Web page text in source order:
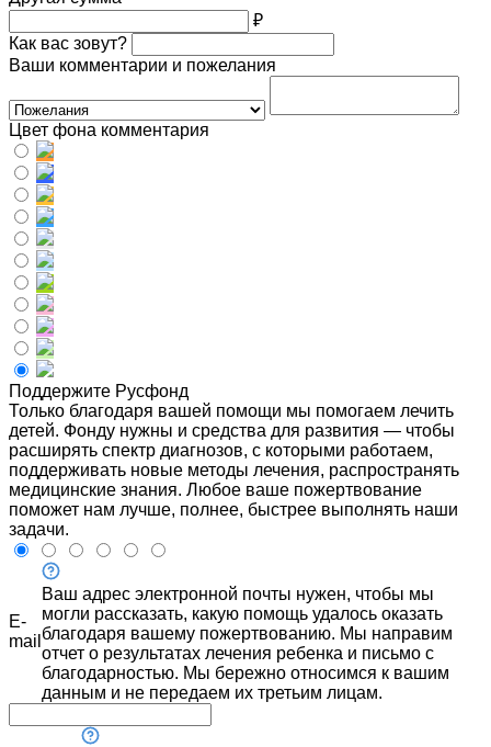
₽
Как вас зовут?
Ваши комментарии и пожелания
Цвет фона комментария
Поддержите Русфонд
Только благодаря вашей помощи мы помогаем лечить
детей. Фонду нужны и средства для развития — чтобы
расширять спектр диагнозов, с которыми работаем,
поддерживать новые методы лечения, распространять
медицинские знания. Любое ваше пожертвование
поможет нам лучше, полнее, быстрее выполнять наши
задачи.
E-
mail
Ваш адрес электронной почты нужен, чтобы мы
могли рассказать, какую помощь удалось оказать
благодаря вашему пожертвованию. Мы направим
отчет о результатах лечения ребенка и письмо с
благодарностью. Мы бережно относимся к вашим
данным и не передаем их третьим лицам.